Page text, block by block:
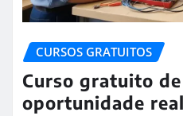
CURSOS GRATUITOS
Curso gratuito
oportunidade